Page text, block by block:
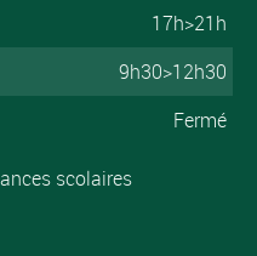
17h>21h
9h30>12h30
Fermé
scolaires